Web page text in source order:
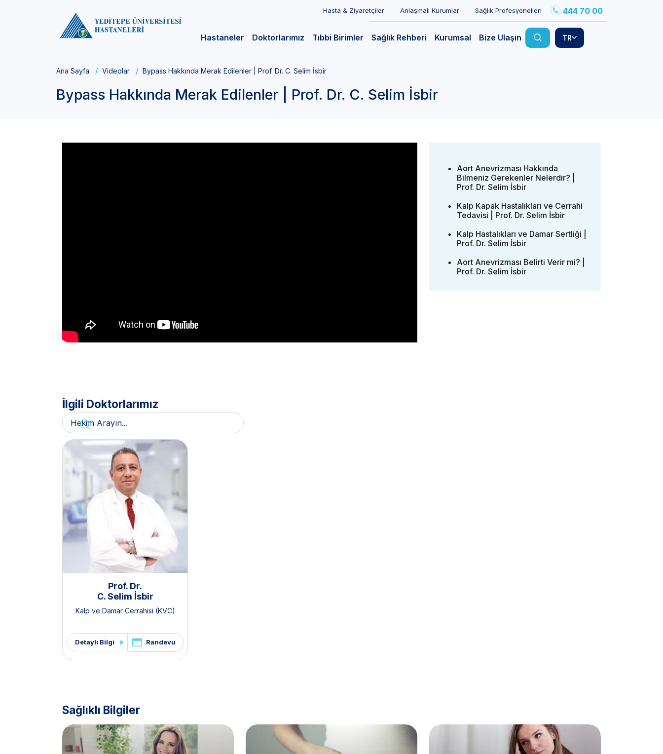
Hasta & Ziyaretçiler Anlaşmalı Kurumlar Sağlık Profesyonelleri 444 70 00
Hastaneler Doktorlarımız Tıbbi Birimler Sağlık Rehberi Kurumsal Bize Ulaşın TR
Ana Sayfa Videolar Bypass Hakkında Merak Edilenler | Prof. Dr. C. Selim İsbir
Bypass Hakkında Merak Edilenler | Prof. Dr. C. Selim İsbir
Aort Anevrizması Hakkında
Bilmeniz Gerekenler Nelerdir? |
Prof. Dr. Selim İsbir
Kalp Kapak Hastalıkları ve Cerrahi
Tedavisi | Prof. Dr. Selim İsbir
Kalp Hastalıkları ve Damar Sertliği |
Prof. Dr. Selim İsbir
Aort Anevrizması Belirti Verir mi? |
Prof. Dr. Selim İsbir
İlgili Doktorlarımız
Prof. Dr.
C. Selim İsbir
Kalp ve Damar Cerrahisi (KVC)
Detaylı Bilgi Randevu
Sağlıklı Bilgiler